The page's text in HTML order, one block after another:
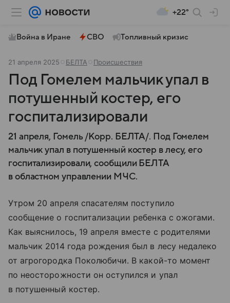
+22°
Война в Иране СВО Топливный кризис
21 апреля 2025 БЕЛТА Происшествия
Под Гомелем мальчик упал в
потушенный костер, его
госпитализировали
21 апреля, Гомель /Корр. БЕЛТА/. Под Гомелем
мальчик упал в потушенный костер в лесу, его
госпитализировали, сообщили БЕЛТА
в областном управлении МЧС.
Утром 20 апреля спасателям поступило
сообщение о госпитализации ребенка с ожогами.
Как выяснилось, 19 апреля вместе с родителями
мальчик 2014 года рождения был в лесу недалеко
от агрогородка Поколюбичи. В какой-то момент
по неосторожности он оступился и упал
в потушенный костер.